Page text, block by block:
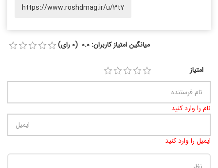
https://www.roshdmag.ir/u/3t7
میانگین امتیاز کاربران: 0.0 (0 رای)
امتیاز
نام را وارد کنید
ایمیل را وارد کنید